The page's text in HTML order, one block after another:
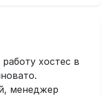
хостес в
менеджер